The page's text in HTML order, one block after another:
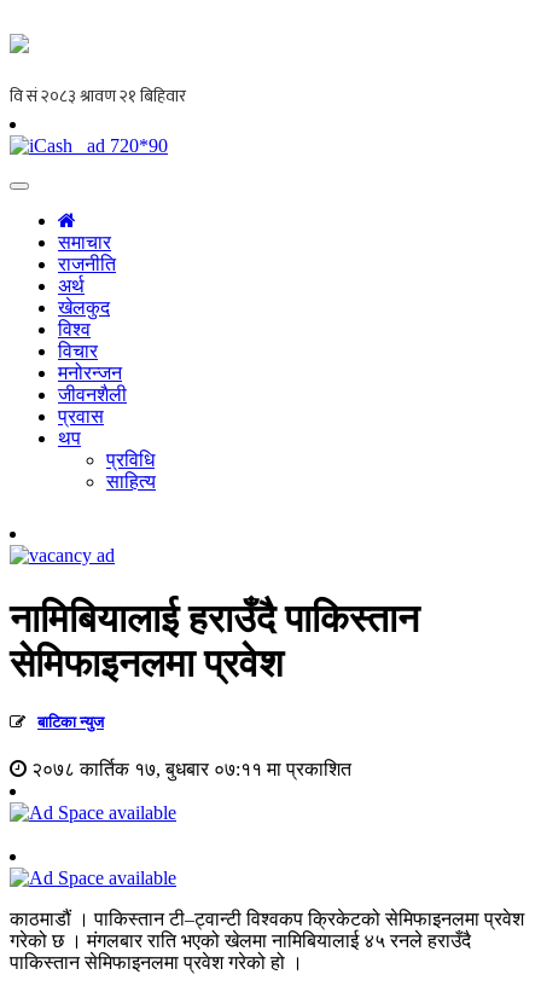
समाचार
राजनीति
अर्थ
खेलकुद
विश्व
विचार
मनोरन्जन
जीवनशैली
प्रवास
थप
प्रविधि
साहित्य
नामिबियालाई हराउँदै पाकिस्तान
सेमिफाइनलमा प्रवेश
बाटिका न्युज
२०७८ कार्तिक १७, बुधबार ०७:११ मा प्रकाशित
काठमाडौं । पाकिस्तान टी–ट्वान्टी विश्वकप क्रिकेटको सेमिफाइनलमा प्रवेश
गरेको छ । मंगलबार राति भएको खेलमा नामिबियालाई ४५ रनले हराउँदै
पाकिस्तान सेमिफाइनलमा प्रवेश गरेको हो ।